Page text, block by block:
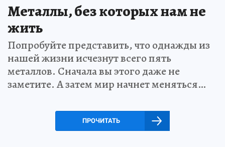
Металлы, без которых нам не
жить
Попробуйте представить, что однажды из
нашей жизни исчезнут всего пять
металлов. Сначала вы этого даже не
заметите. А затем мир начнет меняться…
ПРОЧИТАТЬ